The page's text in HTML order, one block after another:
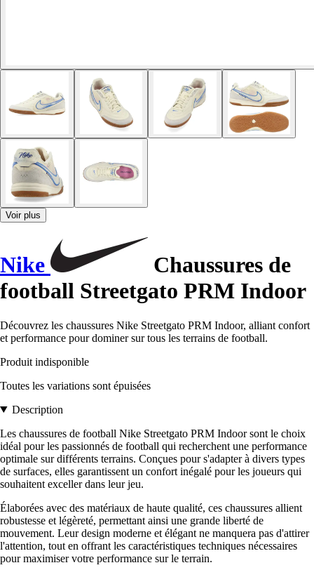
Voir plus
Nike
Chaussures de
football Streetgato PRM Indoor
Découvrez les chaussures Nike Streetgato PRM Indoor, alliant confort
et performance pour dominer sur tous les terrains de football.
Produit indisponible
Toutes les variations sont épuisées
Description
Les chaussures de football Nike Streetgato PRM Indoor sont le choix
idéal pour les passionnés de football qui recherchent une performance
optimale sur différents terrains. Conçues pour s'adapter à divers types
de surfaces, elles garantissent un confort inégalé pour les joueurs qui
souhaitent exceller dans leur jeu.
Élaborées avec des matériaux de haute qualité, ces chaussures allient
robustesse et légèreté, permettant ainsi une grande liberté de
mouvement. Leur design moderne et élégant ne manquera pas d'attirer
l'attention, tout en offrant les caractéristiques techniques nécessaires
pour maximiser votre performance sur le terrain.